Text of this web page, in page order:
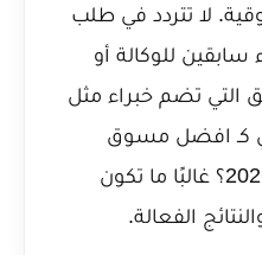
لا تتردد في طلب
للوكالة أو
التي تضم خبراء مثل
كـ افضل مسوق
غالبًا ما تكون
الفعالة.